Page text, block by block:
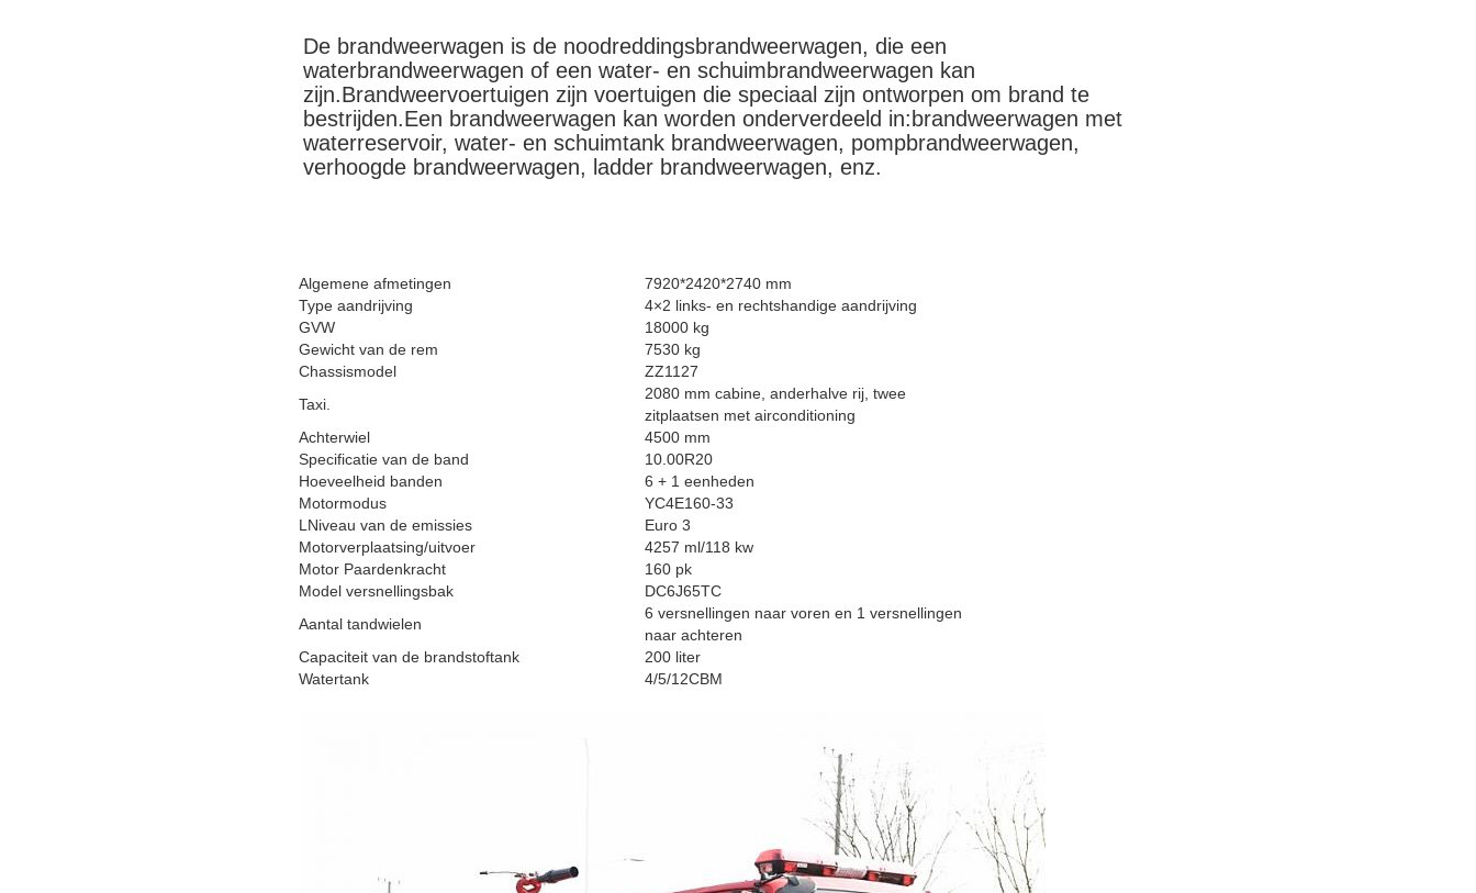
De brandweerwagen is de noodreddingsbrandweerwagen, die een
waterbrandweerwagen of een water- en schuimbrandweerwagen kan
zijn.Brandweervoertuigen zijn voertuigen die speciaal zijn ontworpen om brand te
bestrijden.Een brandweerwagen kan worden onderverdeeld in:brandweerwagen met
waterreservoir, water- en schuimtank brandweerwagen, pompbrandweerwagen,
verhoogde brandweerwagen, ladder brandweerwagen, enz.
Algemene afmetingen
7920*2420*2740 mm
Type aandrijving
4×2 links- en rechtshandige aandrijving
GVW
18000 kg
Gewicht van de rem
7530 kg
Chassismodel
ZZ1127
Taxi.
2080 mm cabine, anderhalve rij, twee
zitplaatsen met airconditioning
Achterwiel
4500 mm
Specificatie van de band
10.00R20
Hoeveelheid banden
6 + 1 eenheden
Motormodus
YC4E160-33
LNiveau van de emissies
Euro 3
Motorverplaatsing/uitvoer
4257 ml/118 kw
Motor Paardenkracht
160 pk
Model versnellingsbak
DC6J65TC
Aantal tandwielen
6 versnellingen naar voren en 1 versnellingen
naar achteren
Capaciteit van de brandstoftank
200 liter
Watertank
4/5/12CBM